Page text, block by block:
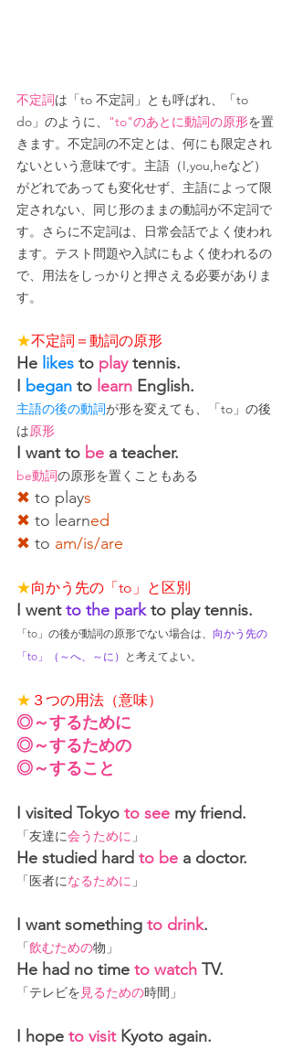
不定詞は「to 不定詞」とも呼ばれ、「to
do」のように、
"to"のあとに動詞の原形を置
きます。不定詞の不定とは、何にも限定され
ないという意味です。主語（I,you,heなど）
がどれであっても変化せず、主語によって限
定されない、同じ形のままの動詞が不定詞で
す。さらに不定詞は、日常会話でよく使われ
ます。テスト問題や入試にもよく使われるの
で、用法をしっかりと押さえる必要がありま
す。
★不定詞＝動詞の原形
He likes to play tennis.
I began to learn English.
主語の後の動詞が形を変えても、「to」の後
は原形
I want to be a teacher.
be動詞の原形を置くこともある
✖ to plays
✖ to learned
✖ to am/is/are
★向かう先の「to」と区別
I went to the park to play tennis.
「to」の後が動詞の原形でない場合は、 向かう先の
「to」（～へ、～に） と考えてよい。
★ ３つの用法（意味）
◎～するために
◎～するための
◎～すること
I visited Tokyo to see my friend.
「友達に会うために 」
He studied hard to be a doctor.
「医者になるために 」
I want something to drink.
「飲むための物 」
He had no time to watch TV.
「テレビを 見るための時間 」
I hope to visit Kyoto again.